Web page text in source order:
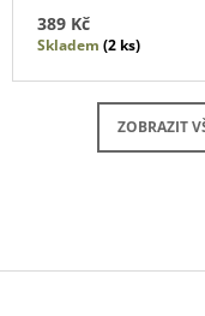
389 Kč
Skladem (2 ks)
ZOBRAZIT